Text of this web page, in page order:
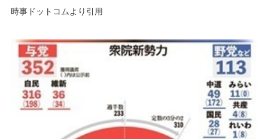
時事ドットコムより引用